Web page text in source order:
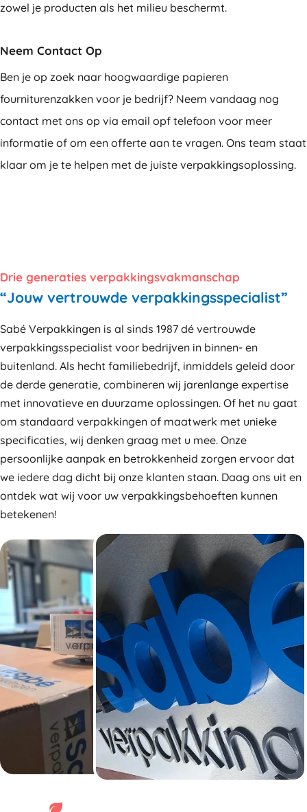
zowel je producten als het milieu beschermt.
Neem Contact Op
Ben je op zoek naar hoogwaardige papieren
fourniturenzakken voor je bedrijf? Neem vandaag nog
contact met ons op via email opf telefoon voor meer
informatie of om een offerte aan te vragen. Ons team staat
klaar om je te helpen met de juiste verpakkingsoplossing.
Drie generaties verpakkingsvakmanschap
“Jouw vertrouwde verpakkingsspecialist”
Sabé Verpakkingen is al sinds 1987 dé vertrouwde
verpakkingsspecialist voor bedrijven in binnen- en
buitenland. Als hecht familiebedrijf, inmiddels geleid door
de derde generatie, combineren wij jarenlange expertise
met innovatieve en duurzame oplossingen. Of het nu gaat
om standaard verpakkingen of maatwerk met unieke
specificaties, wij denken graag met u mee. Onze
persoonlijke aanpak en betrokkenheid zorgen ervoor dat
we iedere dag dicht bij onze klanten staan. Daag ons uit en
ontdek wat wij voor uw verpakkingsbehoeften kunnen
betekenen!